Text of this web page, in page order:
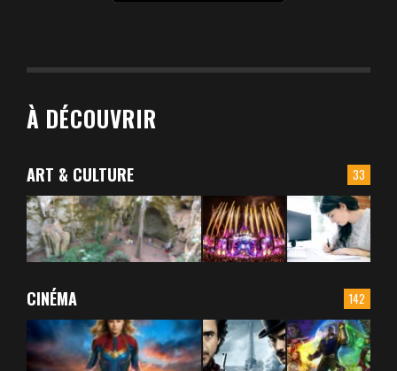
À DÉCOUVRIR
33
ART & CULTURE
142
CINÉMA